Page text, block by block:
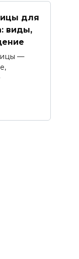
для
виды,
—